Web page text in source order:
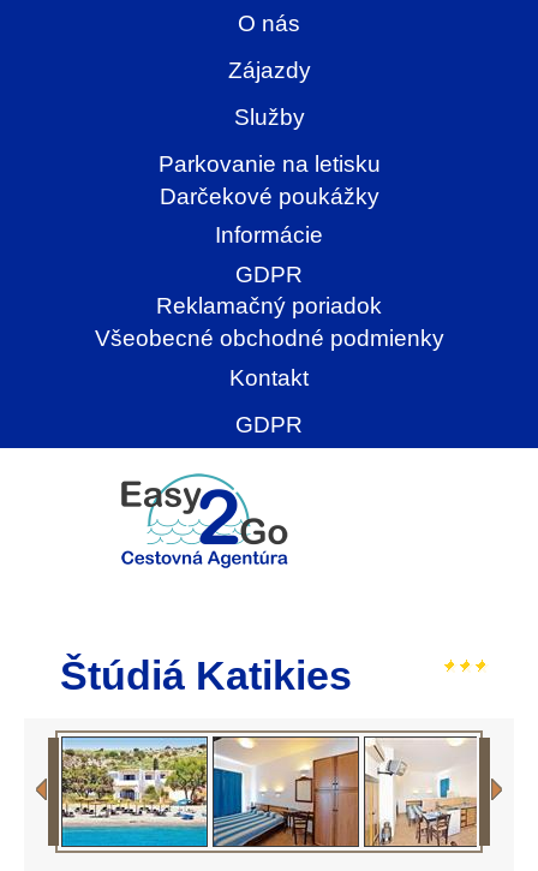
O nás
Zájazdy
Služby
Parkovanie na letisku
Darčekové poukážky
Informácie
GDPR
Reklamačný poriadok
Všeobecné obchodné podmienky
Kontakt
GDPR
Štúdiá Katikies